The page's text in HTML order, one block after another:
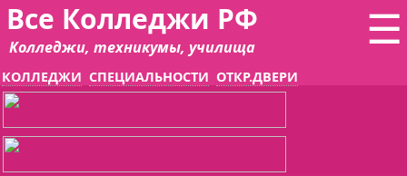
☰
Все Колледжи РФ
Колледжи, техникумы, училища
КОЛЛЕДЖИ СПЕЦИАЛЬНОСТИ ОТКР.ДВЕРИ